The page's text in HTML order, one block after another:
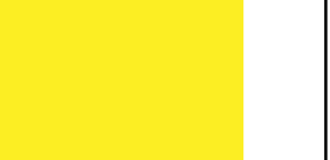
laddningskabel
garanti